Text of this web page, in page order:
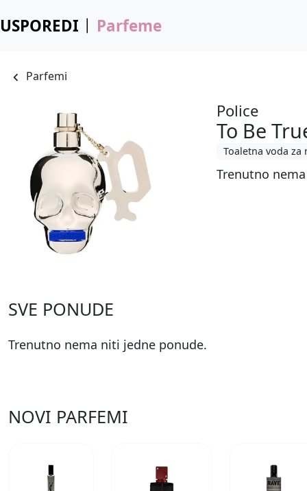
USPOREDI Parfeme
Parfemi
Police
To Be
Toaletna voda za
Trenutno
SVE PONUDE
Trenutno nema niti jedne ponude.
NOVI PARFEMI